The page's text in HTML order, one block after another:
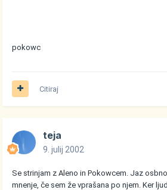
pokowc
Citiraj
teja
9. julij 2002
Se strinjam z Aleno in Pokowcem. Jaz
mnenje, če sem že vprašana po njem. Ker